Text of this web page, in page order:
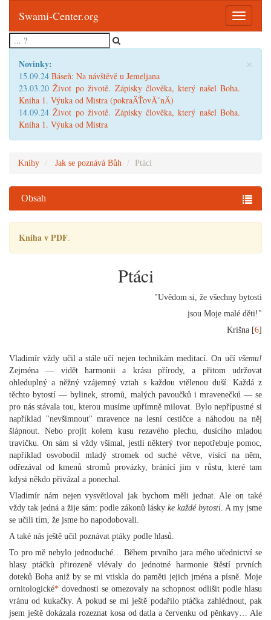
Toggle
Swami-Center.org
×
Novinky:
15.09.24 Báseň: Na návštěvě u Jemeljana
23.03.20Život po životě. Zápisky člověka, který našel Boha.
Kniha 1. Výuka od Mistra (pokraÄŤovĂˇnĂ­)
14.09.24Život po životě. Zápisky člověka, který našel Boha.
Kniha 1. Výuka od Mistra
Knihy Jak se poznává Bůh Ptáci
Obsah
Kniha v PDF.
Ptáci
"Uvědom si, že všechny bytosti
jsou Moje malé děti!"
Krišna [6]
Vladimír vždy učil a stále učí nejen technikám meditací. On učí všemu!
Zejména — vidět harmonii a krásu přírody, a přitom udržovat
ohleduplný a něžný vzájemný vztah s každou vtělenou duší. Každá z
těchto bytostí — bylinek, stromů, malých pavoučků i mravenečků — se
pro nás stávala tou, kterou musíme upřímně milovat. Bylo nepřípustné si
například "nevšimnout" mravence na lesní cestičce a náhodou na něj
šlápnout. Nebo projít kolem kusu rezavého plechu, dusícího mladou
travičku. On sám si vždy všímal, jestli některý tvor nepotřebuje pomoc,
například osvobodil mladý stromek od suché větve, visící na něm,
odřezával od kmenů stromů provázky, bránící jim v růstu, které tam
kdysi někdo přivázal a ponechal.
Vladimír nám nejen vysvětloval jak bychom měli jednat. Ale on také
vždy tak jedná a žije sám: podle zákonů lásky ke každé bytosti. A my jsme
se učili tím, že jsme ho napodobovali.
A také nás ještě učil poznávat ptáky podle hlasů.
To pro mě nebylo jednoduché… Během prvního jara mého učednictví se
hlasy ptáčků přirozeně vlévaly do jednotné harmonie štěstí prvních
doteků Boha aniž by se mi vtiskla do paměti jejich jména a písně. Moje
ornitologické* dovednosti se omezovaly na schopnost odlišit podle hlasu
vránu od kukačky. A pokud se mi ještě podařilo ptáčka zahlédnout, pak
jsem ještě dokázala rozeznat kosa od datla a červenku od pěnkavy… Ale